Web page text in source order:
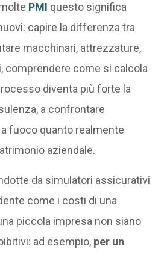
PMI questo significa
capire la differenza tra
macchinari, attrezzature,
comprendere come si calcola
diventa più forte la
a confrontare
fuoco quanto realmente
aziendale.
da simulatori assicurativi
come i costi di una
piccola impresa non siano
ad esempio, per un